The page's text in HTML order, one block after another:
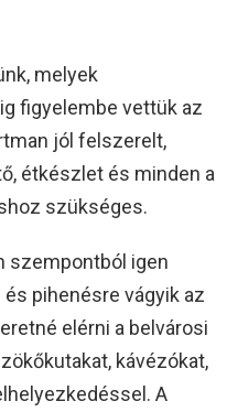
melyek
figyelembe vettük az
jól felszerelt,
étkészlet és minden a
szükséges.
szempontból igen
pihenésre vágyik az
elérni a belvárosi
kávézókat,
A